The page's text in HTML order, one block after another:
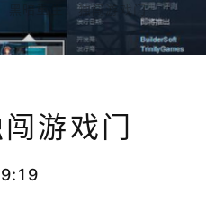
黑暗重生：独闯游戏门
游戏门